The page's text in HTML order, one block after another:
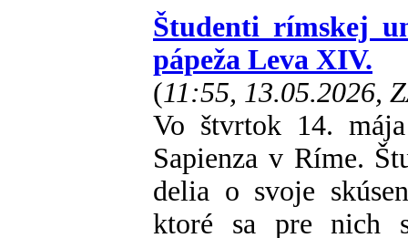
Študenti rímskej
pápeža Leva XIV.
(11:55, 13.05.2026,
Vo štvrtok 14.
Sapienza v Ríme.
delia o svoje
ktoré sa pre nich